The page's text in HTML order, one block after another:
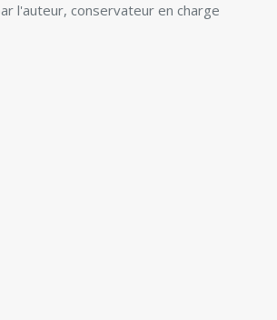
l'auteur, conservateur en charge